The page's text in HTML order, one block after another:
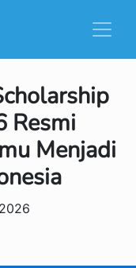
Resmi
Menjadi